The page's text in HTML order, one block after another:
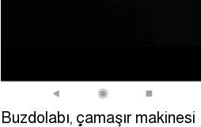
Buzdolabı, çamaşır makinesi